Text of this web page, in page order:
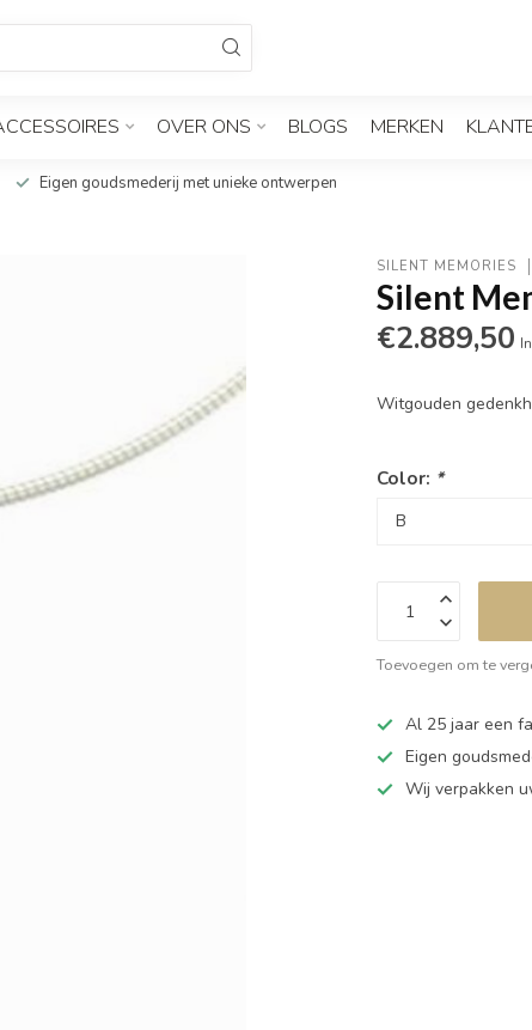
OVER ONS BLOGS MERKEN
Eigen goudsmederij met unieke ontwerpen
SILENT MEMORIES
Silent
€2.889,50
Witgouden
Color: *
Toevoegen om te
Al 25 jaar een
Eigen
Wij verpakken